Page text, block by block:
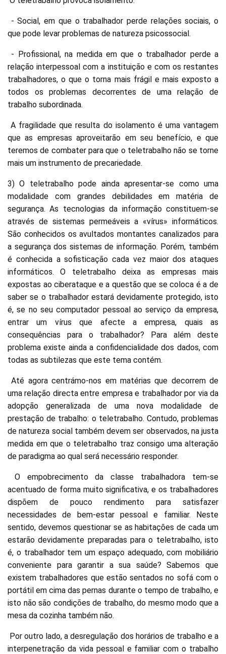
- Social, em que o trabalhador perde relações sociais, o
que pode levar problemas de natureza psicossocial.
- Profissional, na medida em que o trabalhador perde a
relação interpessoal com a instituição e com os restantes
trabalhadores, o que o torna mais frágil e mais exposto a
todos os problemas decorrentes de uma relação de
trabalho subordinada.
A fragilidade que resulta do isolamento é uma vantagem
que as empresas aproveitarão em seu benefício, e que
teremos de combater para que o teletrabalho não se torne
mais um instrumento de precariedade.
3) O teletrabalho pode ainda apresentar-se como uma
modalidade com grandes debilidades em matéria de
segurança. As tecnologias da informação constituem-se
através de sistemas permeáveis a «vírus» informáticos.
São conhecidos os avultados montantes canalizados para
a segurança dos sistemas de informação. Porém, também
é conhecida a sofisticação cada vez maior dos ataques
informáticos. O teletrabalho deixa as empresas mais
expostas ao ciberataque e a questão que se coloca é a de
saber se o trabalhador estará devidamente protegido, isto
é, se no seu computador pessoal ao serviço da empresa,
entrar um vírus que afecte a empresa, quais as
consequências para o trabalhador? Para além deste
problema existe ainda a confidencialidade dos dados, com
todas as subtilezas que este tema contém.
Até agora centrámo-nos em matérias que decorrem de
uma relação directa entre empresa e trabalhador por via da
adopção generalizada de uma nova modalidade de
prestação de trabalho: o teletrabalho. Contudo, problemas
de natureza social também devem ser observados, na justa
medida em que o teletrabalho traz consigo uma alteração
de paradigma ao qual será necessário responder.
O empobrecimento da classe trabalhadora tem-se
acentuado de forma muito significativa, e os trabalhadores
dispõem de pouco rendimento para satisfazer
necessidades de bem-estar pessoal e familiar. Neste
sentido, devemos questionar se as habitações de cada um
estarão devidamente preparadas para o teletrabalho, isto
é, o trabalhador tem um espaço adequado, com mobiliário
conveniente para garantir a sua saúde? Sabemos que
existem trabalhadores que estão sentados no sofá com o
portátil em cima das pernas durante o tempo de trabalho, e
isto não são condições de trabalho, do mesmo modo que a
mesa da cozinha também não.
Por outro lado, a desregulação dos horários de trabalho e a
interpenetração da vida pessoal e familiar com o trabalho